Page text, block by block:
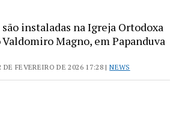
instaladas na Igreja Ortodoxa
Valdomiro Magno, em Papanduva
DE FEVEREIRO DE 2026 17:28 |NEWS